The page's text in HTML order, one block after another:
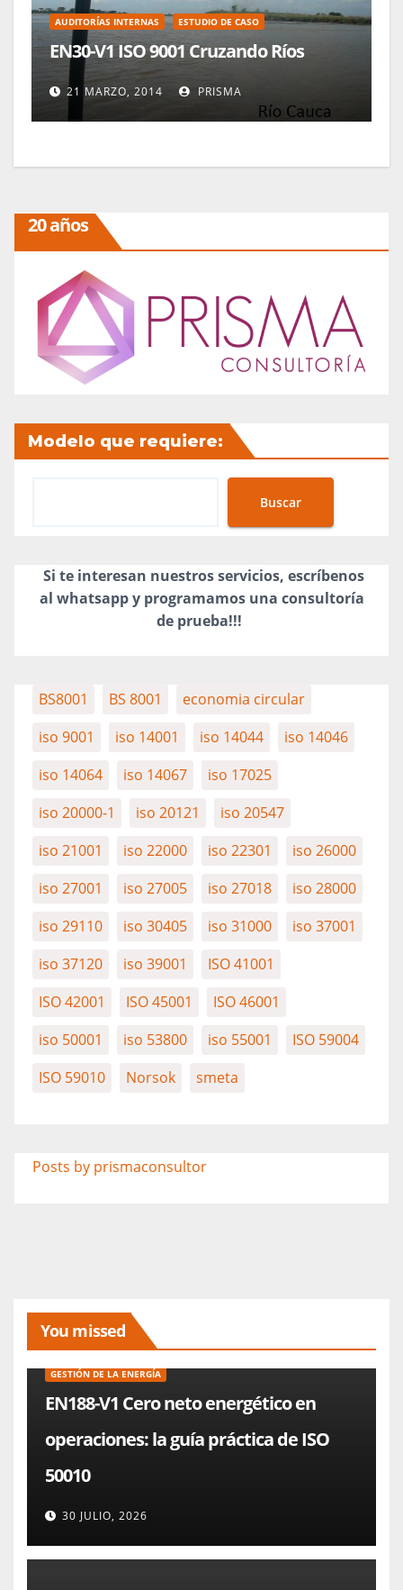
AUDITORÍAS INTERNAS ESTUDIO DE CASO
EN30-V1 ISO 9001 Cruzando Ríos
21 MARZO, 2014 PRISMA
20 años
Modelo que requiere:
Buscar
Si te interesan nuestros servicios, escríbenos
al whatsapp y programamos una consultoría
de prueba!!!
BS8001 BS 8001
economia circular
iso 9001
iso 14001 iso 14044
iso 14046
iso 14064
iso 14067
iso 17025
iso 20000-1
iso 20121
iso 20547
iso 21001
iso 22000 iso 22301
iso 26000
iso 27001
iso 27005 iso 27018
iso 28000
iso 29110
iso 30405 iso 31000
iso 37001
iso 37120
iso 39001
ISO 41001
ISO 42001
ISO 45001
ISO 46001
iso 50001
iso 53800 iso 55001
ISO 59004
ISO 59010
Norsok smeta
Posts by prismaconsultor
You missed
GESTIÓN DE LA ENERGÍA
EN188-V1 Cero neto energético en
operaciones: la guía práctica de ISO
50010
30 JULIO, 2026